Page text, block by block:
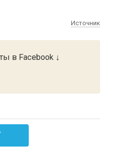
Источник
в Facebook ↓